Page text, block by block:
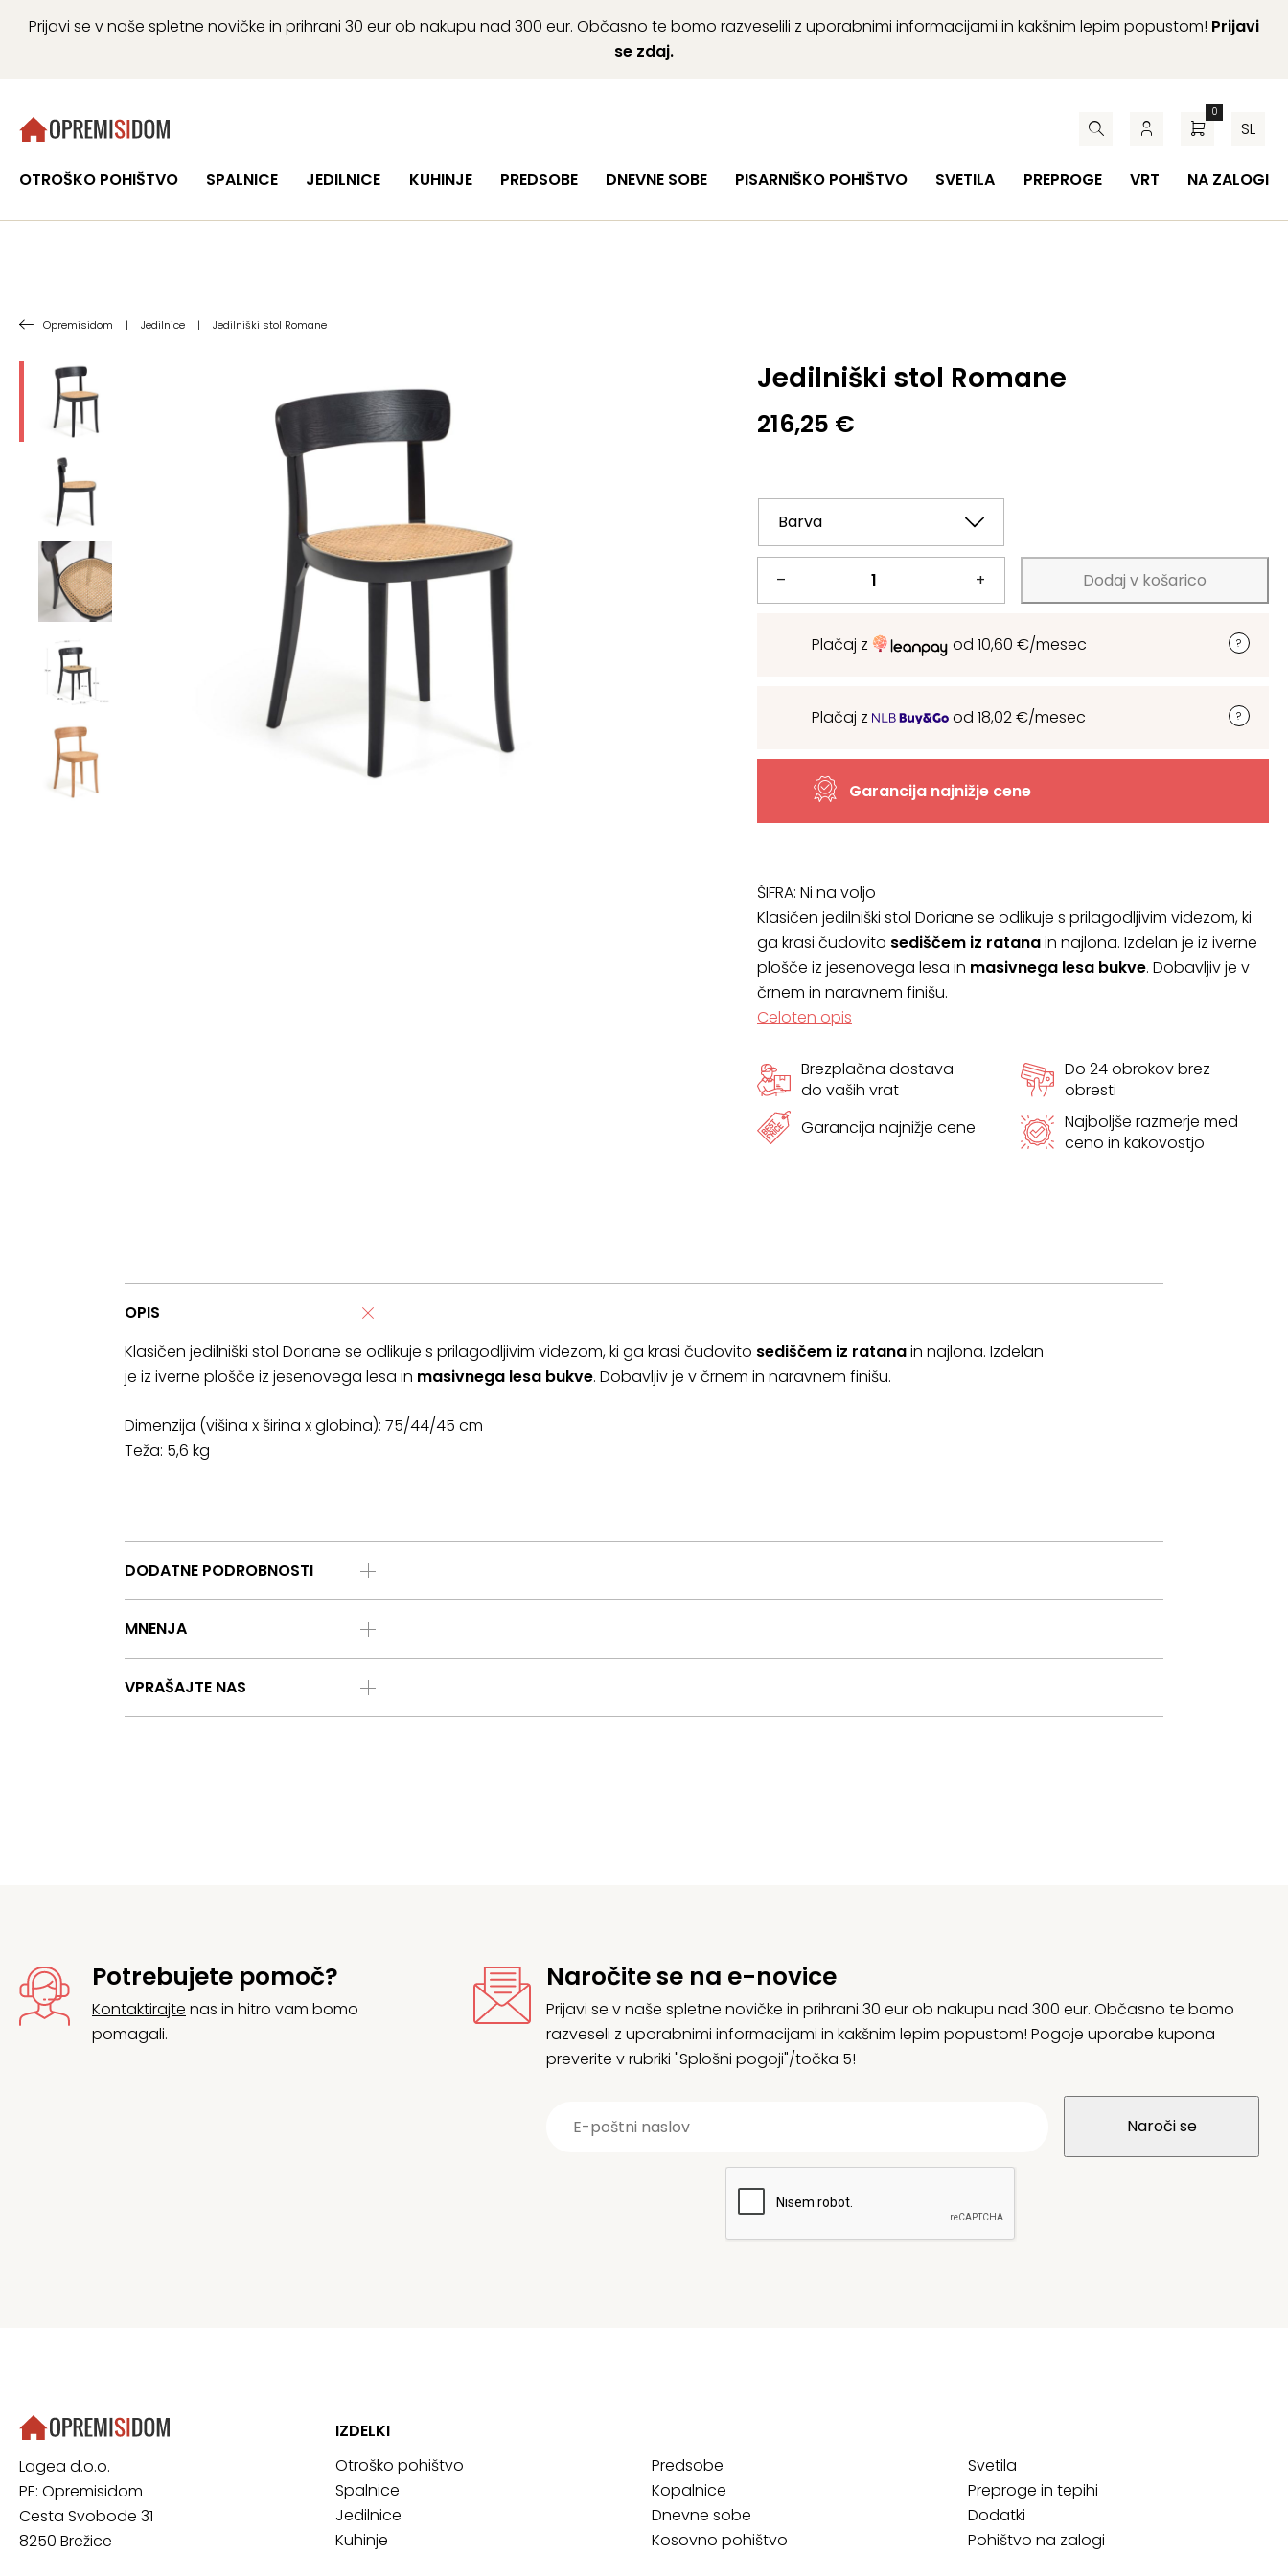
Prijavi se v naše spletne novičke in prihrani 30 eur ob nakupu nad 300 eur. Občasno te bomo razveselili z uporabnimi informacijami in kakšnim lepim popustom! Prijavi
se zdaj.
0
SL
OTROŠKO POHIŠTVO SPALNICE JEDILNICE KUHINJE PREDSOBE DNEVNE SOBE PISARNIŠKO POHIŠTVO SVETILA PREPROGE VRT NA ZALOGI
Opremisidom | Jedilnice | Jedilniški stol Romane
Jedilniški stol Romane
216,25 €
–
Jedilniški
+ Dodaj v košarico
Plačaj z od 10,60 €/mesec
Plačaj z od 18,02€/mesec
Garancija najnižje cene
ŠIFRA: Ni na voljo
Klasičen jedilniški stol Doriane se odlikuje s prilagodljivim videzom, ki
ga krasi čudovito sediščem iz ratanain najlona. Izdelan je iz iverne
plošče iz jesenovega lesa in masivnega lesa bukve. Dobavljiv je v
črnem in naravnem finišu.
Celoten opis
Brezplačna dostava
do vaših vrat
Do 24 obrokov brez
obresti
Garancija najnižje cene
Najboljše razmerje med
ceno in kakovostjo
OPIS
Klasičen jedilniški stol Doriane se odlikuje s prilagodljivim videzom, ki ga krasi čudovito sediščem iz ratanain najlona. Izdelan
je iz iverne plošče iz jesenovega lesa in masivnega lesa bukve. Dobavljiv je v črnem in naravnem finišu.
Dimenzija (višina x širina x globina): 75/44/45 cm
Teža: 5,6 kg
DODATNE PODROBNOSTI
MNENJA
VPRAŠAJTE NAS
Potrebujete pomoč?
Kontaktirajte nas in hitro vam bomo
pomagali.
Naročite se na e-novice
Prijavi se v naše spletne novičke in prihrani 30 eur ob nakupu nad 300 eur. Občasno te bomo
razveseli z uporabnimi informacijami in kakšnim lepim popustom! Pogoje uporabe kupona
preverite v rubriki "Splošni pogoji"/točka 5!
Lagea d.o.o.
PE: Opremisidom
Cesta Svobode 31
8250 Brežice
IZDELKI
Otroško pohištvo
Spalnice
Jedilnice
Kuhinje
Predsobe
Kopalnice
Dnevne sobe
Kosovno pohištvo
Svetila
Preproge in tepihi
Dodatki
Pohištvo na zalogi